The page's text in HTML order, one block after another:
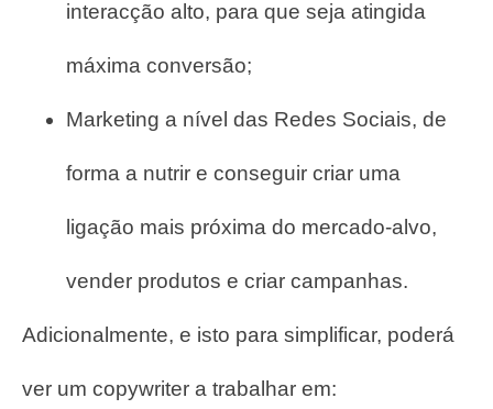
interacção alto, para que seja atingida
máxima conversão;
Marketing a nível das Redes Sociais, de
forma a nutrir e conseguir criar uma
ligação mais próxima do mercado-alvo,
vender produtos e criar campanhas.
Adicionalmente, e isto para simplificar, poderá
ver um copywriter a trabalhar em: